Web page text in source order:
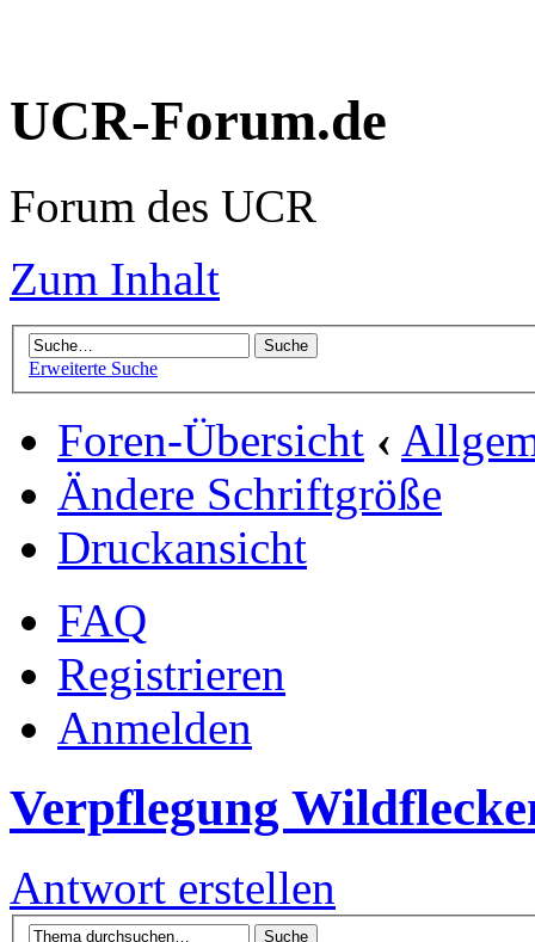
UCR-Forum.de
Forum des UCR
Zum Inhalt
Erweiterte Suche
Foren-Übersicht ‹
Ändere Schriftgröße
Druckansicht
FAQ
Registrieren
Anmelden
Verpflegung
Antwort erstellen